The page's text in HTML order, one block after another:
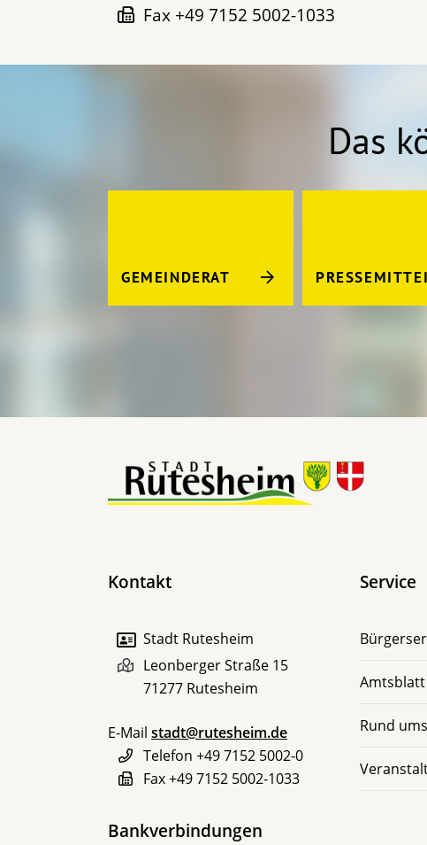
Fax +49 7152 5002-1033
Das
GEMEINDERAT
Kontakt
Stadt Rutesheim
Leonberger Straße 15
71277 Rutesheim
E-Mail stadt@rutesheim.de
Telefon +49 7152 5002-0
Fax+49 7152 5002-1033
Bankverbindungen
Service
Amtsblatt
Rund